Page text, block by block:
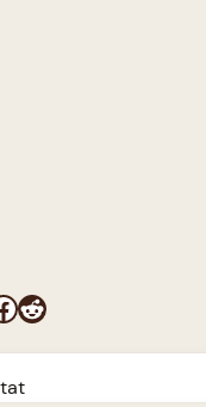
Reddit